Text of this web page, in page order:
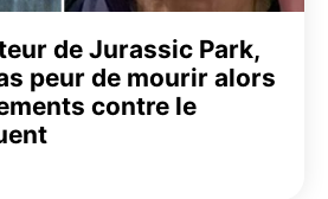
de Jurassic Park,
peur de mourir alors
contre le